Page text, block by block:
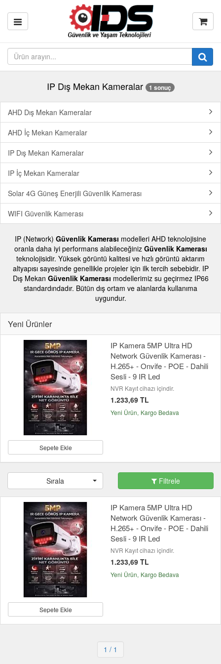
IP Dış Mekan Kameralar 1 sonuç
AHD Dış Mekan Kameralar
AHD İç Mekan Kameralar
IP Dış Mekan Kameralar
IP İç Mekan Kameralar
Solar 4G Güneş Enerjili Güvenlik Kamerası
WIFI Güvenlik Kamerası
IP (Network) Güvenlik Kamerası modelleri AHD teknolojisine
oranla daha iyi performans alabileceğiniz Güvenlik Kamerası
teknolojisidir. Yüksek görüntü kalitesi ve hızlı görüntü aktarım
altyapısı sayesinde genellikle projeler için ilk tercih sebebidir. IP
Dış Mekan Güvenlik Kamerası modellerimiz su geçirmez IP66
standardındadır. Bütün dış ortam ve alanlarda kullanıma
uygundur.
Yeni Ürünler
Sepete Ekle
IP Kamera 5MP Ultra HD
Network Güvenlik Kamerası -
H.265+ - Onvife - POE - Dahili
Sesli - 9 IR Led
NVR Kayıt cihazı içindir.
1.233,69 TL
Yeni Ürün Kargo Bedava
Sırala Filtrele
Sepete Ekle
IP Kamera 5MP Ultra HD
Network Güvenlik Kamerası -
H.265+ - Onvife - POE - Dahili
Sesli - 9 IR Led
NVR Kayıt cihazı içindir.
1.233,69 TL
Yeni Ürün Kargo Bedava
1 / 1